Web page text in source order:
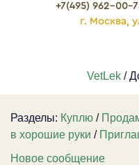
+7(495) 962-00-
г. Москва,
VetLek/
Разделы: Куплю /
в хорошие руки /
Новое сообщение